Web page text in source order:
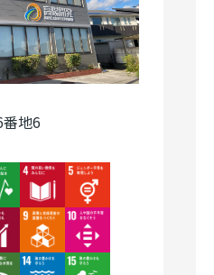
地6
ImageImage
Image
Image Image